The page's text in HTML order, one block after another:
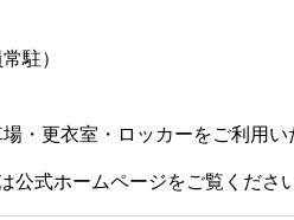
駐）
・更衣室・ロッカーをご利用い
公式ホームページをご覧くださ